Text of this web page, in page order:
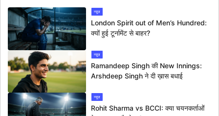
न्यूज
London Spirit out of Men’s Hundred:
क्यों हुई टूर्नामेंट से बाहर?
न्यूज
Ramandeep Singh की New Innings:
Arshdeep Singh ने दी ख़ास बधाई
न्यूज
Rohit Sharma vs BCCI: क्या चयनकर्ताओं